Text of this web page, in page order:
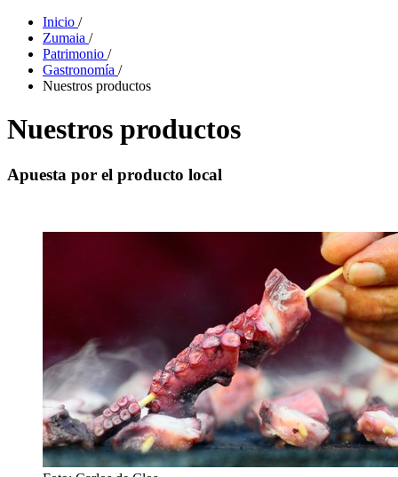
Inicio /
Zumaia /
Patrimonio /
Gastronomía /
Nuestros productos
Nuestros productos
Apuesta por el producto local